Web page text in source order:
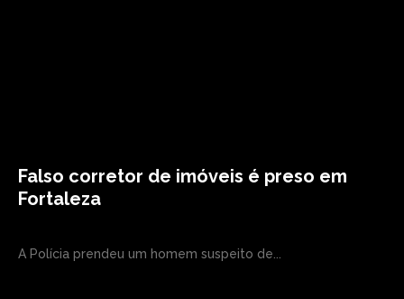
Falso corretor de imóveis é preso em
Fortaleza
A Polícia prendeu um homem suspeito de...